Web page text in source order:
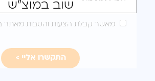
שוב במוצ"ש
הצעה
מותאמת
מאשר קבלת הצעות והטבות מאתר